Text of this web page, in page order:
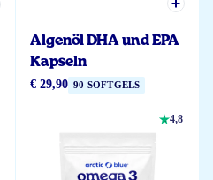
Algenöl DHA und EPA
Kapseln
€ 29,90 90 SOFTGELS
4,8